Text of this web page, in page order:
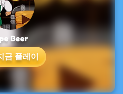
Beer
금 플레이